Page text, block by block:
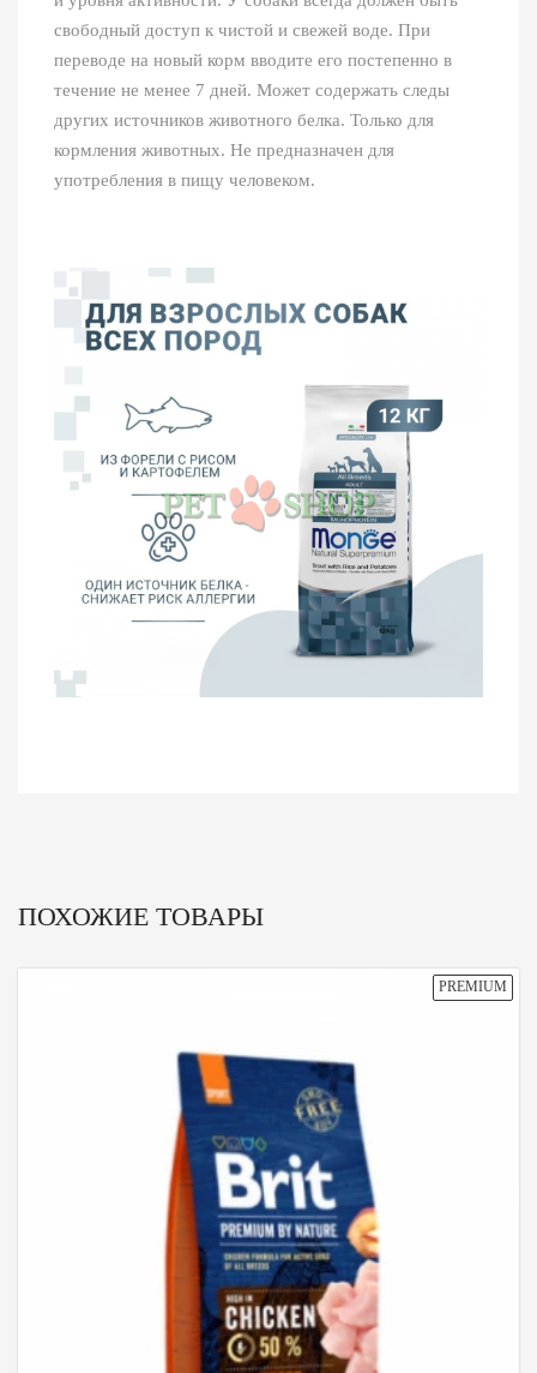
свободный доступ к чистой и свежей воде. При
переводе на новый корм вводите его постепенно в
течение не менее 7 дней. Может содержать следы
других источников животного белка. Только для
кормления животных. Не предназначен для
употребления в пищу человеком.
ПОХОЖИЕ ТОВАРЫ